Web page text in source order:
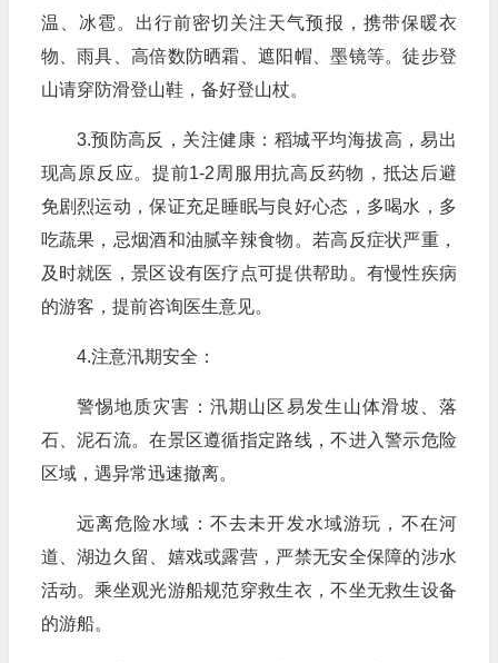
温、冰雹。出行前密切关注天气预报，携带保暖衣
物、雨具、高倍数防晒霜、遮阳帽、墨镜等。徒步登
山请穿防滑登山鞋，备好登山杖。
3.预防高反，关注健康：稻城平均海拔高，易出
现高原反应。提前1-2周服用抗高反药物，抵达后避
免剧烈运动，保证充足睡眠与良好心态，多喝水，多
吃蔬果，忌烟酒和油腻辛辣食物。若高反症状严重，
及时就医，景区设有医疗点可提供帮助。有慢性疾病
的游客，提前咨询医生意见。
4.注意汛期安全：
警惕地质灾害：汛期山区易发生山体滑坡、落
石、泥石流。在景区遵循指定路线，不进入警示危险
区域，遇异常迅速撤离。
远离危险水域：不去未开发水域游玩，不在河
道、湖边久留、嬉戏或露营，严禁无安全保障的涉水
活动。乘坐观光游船规范穿救生衣，不坐无救生设备
的游船。